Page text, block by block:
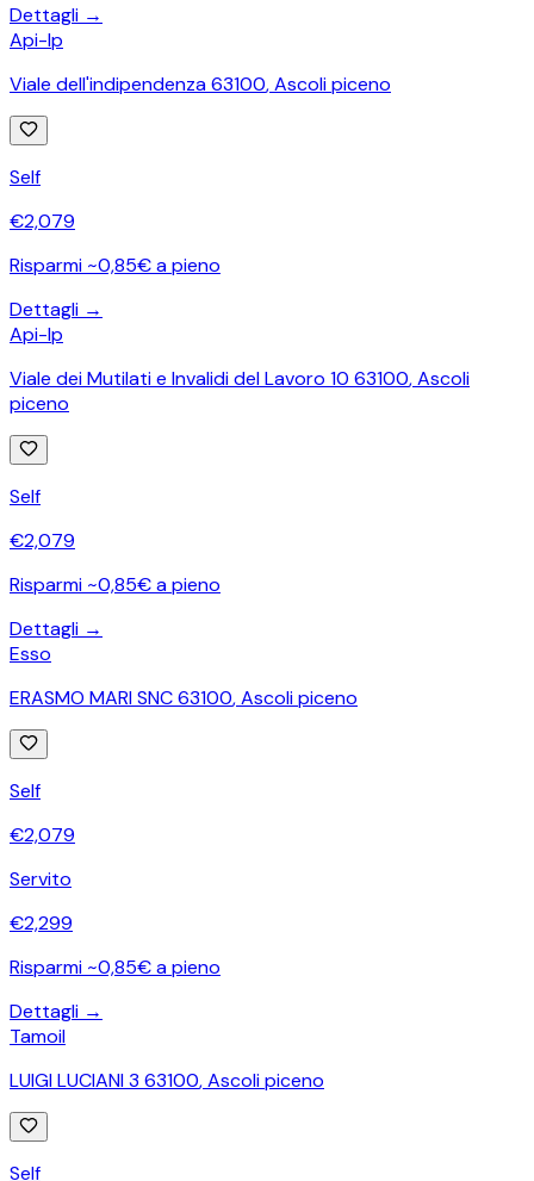
Dettagli →
Api-Ip
Viale dell'indipendenza 63100,Ascoli piceno
Self
€2,079
Risparmi ~0,85€ a pieno
Dettagli →
Api-Ip
Viale dei Mutilati e Invalidi del Lavoro 10 63100,Ascoli
piceno
Self
€2,079
Risparmi ~0,85€ a pieno
Dettagli →
Esso
ERASMO MARI SNC 63100,Ascoli piceno
Self
€2,079
Servito
€2,299
Risparmi ~0,85€ a pieno
Dettagli →
Tamoil
LUIGI LUCIANI 3 63100,Ascoli piceno
Self